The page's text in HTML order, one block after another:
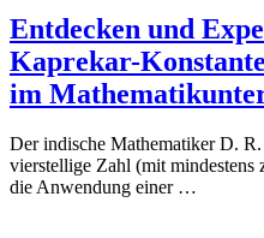
Entdecken und
Kaprekar-
im
Der indische Mathematiker D.
vierstellige Zahl (mit
die Anwendung einer …